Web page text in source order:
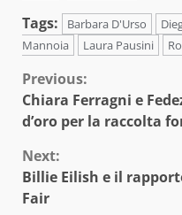
Tags:
Barbara D'Urso
Mannoia
Laura Pausini
Continue
Reading
Previous:
Chiara Ferragni e
d’oro per la raccolta
Next:
Billie Eilish e il
Fair